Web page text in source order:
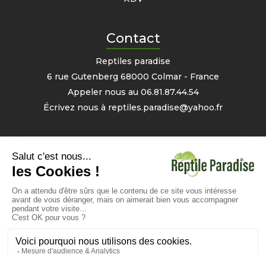
Contact
Reptiles paradise
6 rue Gutenberg 68000 Colmar - France
Appeler nous au 06.81.87.44.54
Écrivez nous à reptiles.paradise@yahoo.fr
Informations personnelles
Commandes
Avoirs